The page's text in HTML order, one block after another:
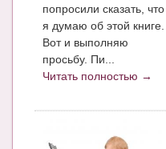
попросили сказать, что
я думаю об этой книге.
Вот и выполняю
просьбу. Пи...
Читать полностью →